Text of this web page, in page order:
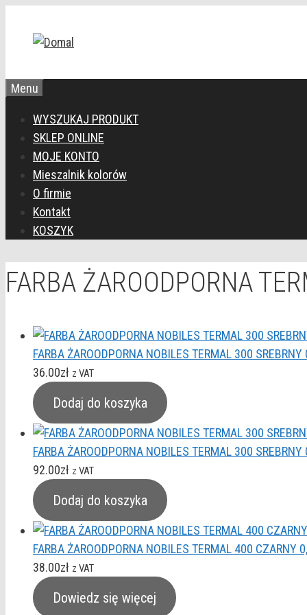
Menu
WYSZUKAJ PRODUKT
SKLEP ONLINE
MOJE KONTO
Mieszalnik kolorów
O firmie
Kontakt
KOSZYK
FARBA ŻAROODPORNA
FARBA ŻAROODPORNA NOBILES TERMAL 300 SREBRNY
36.00zł z VAT
Dodaj do koszyka
FARBA ŻAROODPORNA NOBILES TERMAL 300 SREBRNY
92.00zł z VAT
Dodaj do koszyka
FARBA ŻAROODPORNA NOBILES TERMAL 400 CZARNY
38.00zł z VAT
Dowiedz się więcej